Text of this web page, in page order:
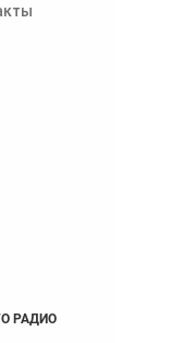
РАДИО